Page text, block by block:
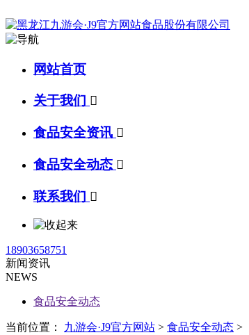
网站首页
关于我们 
食品安全资讯 
食品安全动态 
联系我们 
18903658751
新闻资讯
NEWS
食品安全动态
当前位置： 九游会·J9官方网站 > 食品安全动态 >